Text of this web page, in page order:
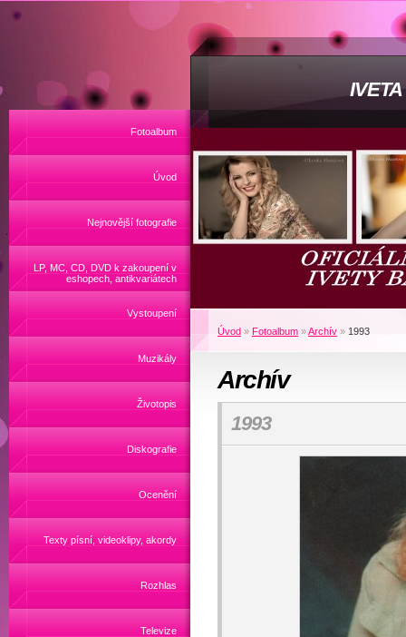
Fotoalbum
Úvod
Nejnovější fotografie
LP, MC, CD, DVD k zakoupení v
eshopech, antikvariátech
Vystoupení
Muzikály
Životopis
Diskografie
Ocenění
Texty písní, videoklipy, akordy
Rozhlas
Televize
Úvod » Fotoalbum »Archív » 1993
Archív
1993